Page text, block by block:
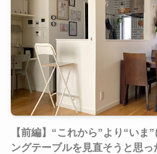
【前編】“これから”より“いま
ングテーブルを見直そうと思っ